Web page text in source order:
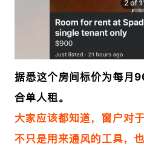
据悉这个房间标价为每月
合单人租。
大家应该都知道，窗户对
不只是用来通风的工具，